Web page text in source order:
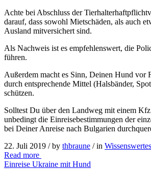
Achte bei Abschluss der
darauf, dass sowohl Mietschäden, als auch
Ausland mitversichert sind.
Als Nachweis ist es empfehlenswert, die
führen.
Außerdem macht es Sinn, Deinen Hund vor
durch entsprechende Mittel (Halsbänder,
schützen.
Solltest Du über den Landweg mit einem Kfz
unbedingt die Einreisebestimmungen der
bei Deiner Anreise nach Bulgarien
22. Juli 2019 /by thbraune / in Wissenswertes
Read more
Einreise Ukraine mit Hund